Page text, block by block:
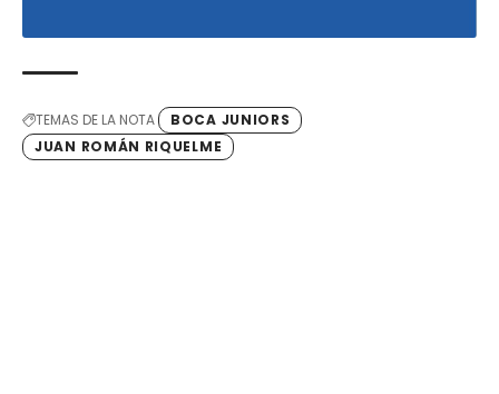
TEMAS DE LA NOTA
BOCA JUNIORS
JUAN ROMÁN RIQUELME